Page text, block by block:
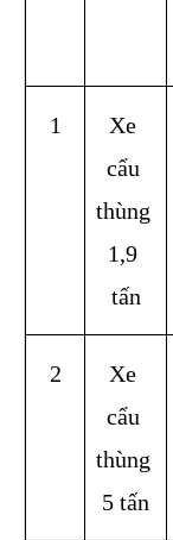
1
Xe
cẩu
thùng
1,9
tấn
2
Xe
cẩu
thùng
5 tấn